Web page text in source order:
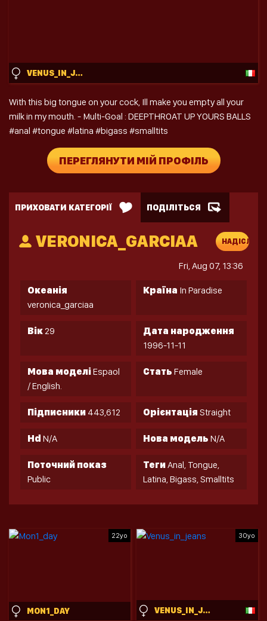
VENUS_IN_JEANS
With this big tongue on your cock, Ill make you empty all your
milk in my mouth. - Multi-Goal : DEEPTHROAT UP YOURS BALLS
#anal #tongue #latina #bigass #smalltits
ПЕРЕГЛЯНУТИ МІЙ ПРОФІЛЬ
ПРИХОВАТИ КАТЕГОРІЇ ПОДІЛІТЬСЯ
VERONICA_GARCIAA НАДІСЛАТИ
Fri, Aug 07, 13:36
Океанія
veronica_garciaa
Країна In Paradise
Вік29
Дата народження
1996-11-11
Мова моделіEspaol
/ English.
Стать Female
Підписники443,612 Орієнтація Straight
Hd N/A Нова модель N/A
Поточний показ
Public
ТегиAnal, Tongue,
Latina,Bigass,Smalltits
22yo
MON1_DAY
30yo
VENUS_IN_JEANS